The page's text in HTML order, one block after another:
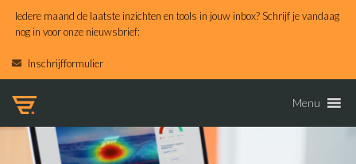
Iedere maand de laatste inzichten en tools in jouw inbox? Schrijf je vandaag
nog in voor onze nieuwsbrief:
Inschrijfformulier
Menu